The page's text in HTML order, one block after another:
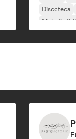
Discoteca
Melodic &